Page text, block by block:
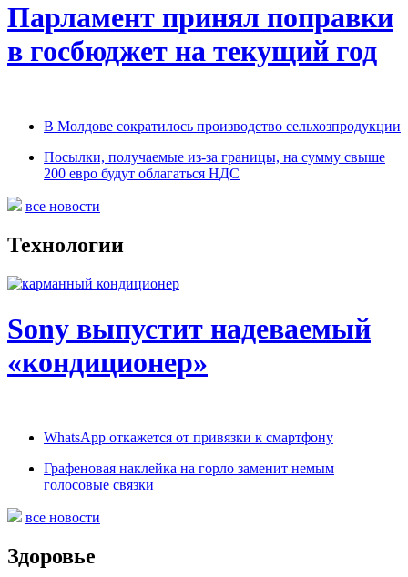
Парламент принял поправки
в госбюджет на текущий год
В Молдове сократилось производство сельхозпродукции
Посылки, получаемые из-за границы, на сумму свыше
200 евро будут облагаться НДС
все новости
Технологии
Sony выпустит надеваемый
«кондиционер»
WhatsApp откажется от привязки к смартфону
Графеновая наклейка на горло заменит немым
голосовые связки
все новости
Здоровье